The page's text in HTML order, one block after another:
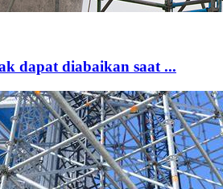
dapat diabaikan saat ...